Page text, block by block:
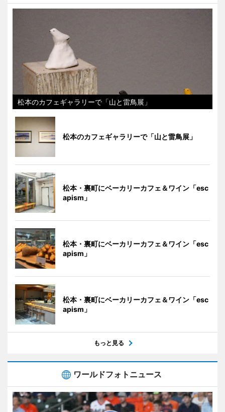
松本のカフェギャラリーで「山と雷鳥展」
松本のカフェギャラリーで「山と雷鳥展」
松本・裏町にベーカリーカフェ＆ワイン「esc
apism」
松本・裏町にベーカリーカフェ＆ワイン「esc
apism」
松本・裏町にベーカリーカフェ＆ワイン「esc
apism」
もっと見る
ワールドフォトニュース